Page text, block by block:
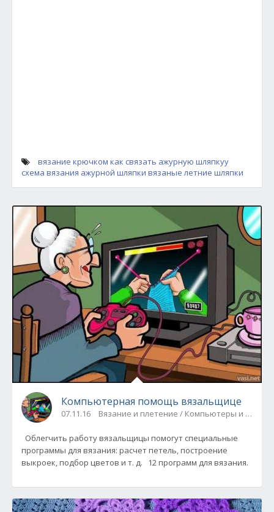
вязание крючком как связать ажурную шляпкуу
схема вязания ажурной шляпки вязаные летние шляпки
Компьютерная помощь вязальщице
07.11.16 Вязание и плетение / Компьютеры и
Облегчить работу вязальщицы помогут специальные
программы для вязания: расчет петель, построение
выкроек, подбор цветов и т. д. 12 программ для вязания.